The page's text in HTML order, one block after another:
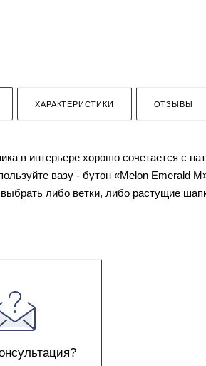
ХАРАКТЕРИСТИКИ ОТЗЫВЫ
в интерьере хорошо сочетается с
вазу - бутон «Melon Emerald
либо ветки, либо растущие